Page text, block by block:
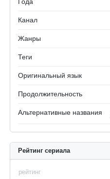
Канал
Жанры
Теги
Оригинальный язык
Продолжительность
Альтернативные названия
Рейтинг сериала
рейтинг